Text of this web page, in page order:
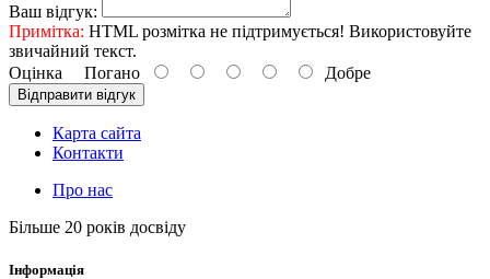
Ваш відгук:
Примітка: HTML розмітка не підтримується! Використовуйте
звичайний текст.
Оцінка Погано Добре
Відправити відгук
Карта сайта
Контакти
Про нас
Більше 20 років досвіду
Інформація